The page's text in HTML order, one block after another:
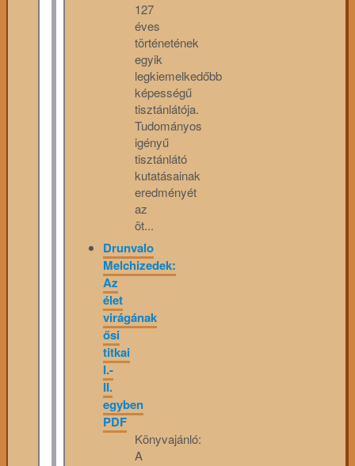
127
éves
történetének
egyik
legkiemelkedőbb
képességű
tisztánlátója.
Tudományos
igényű
tisztánlátó
kutatásainak
eredményét
az
öt...
Drunvalo
Melchizedek:
Az
élet
virágának
ősi
titkai
I.-
II.
egyben
PDF
Könyvajánló:
A